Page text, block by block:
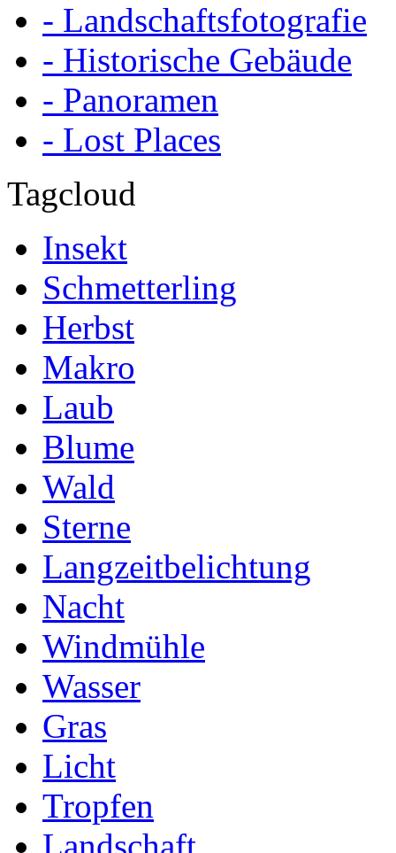
- Landschaftsfotografie
- Historische Gebäude
- Panoramen
- Lost Places
Tagcloud
Insekt
Schmetterling
Herbst
Makro
Laub
Blume
Wald
Sterne
Langzeitbelichtung
Nacht
Windmühle
Wasser
Gras
Licht
Tropfen